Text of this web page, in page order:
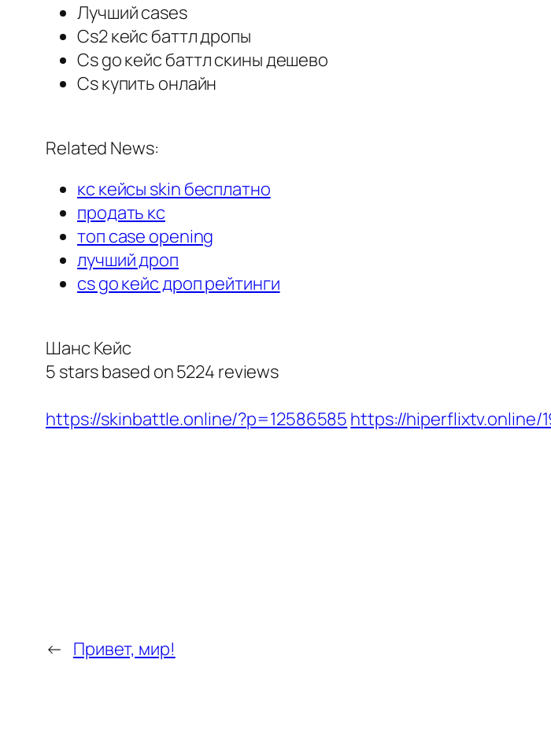
Лучший cases
Cs2 кейс баттл дропы
Cs go кейс баттл скины дешево
Cs купить онлайн
Related News:
кс кейсы skin бесплатно
продать кс
топ case opening
лучший дроп
cs go кейс дроп рейтинги
Шанс Кейс
5 stars based on5224 reviews
https://skinbattle.online/?p=12586585 https://hiperflixtv.online/
← Привет, мир!